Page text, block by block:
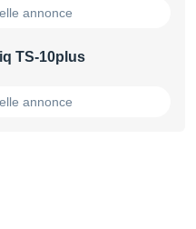
annonce
TS-10plus
annonce